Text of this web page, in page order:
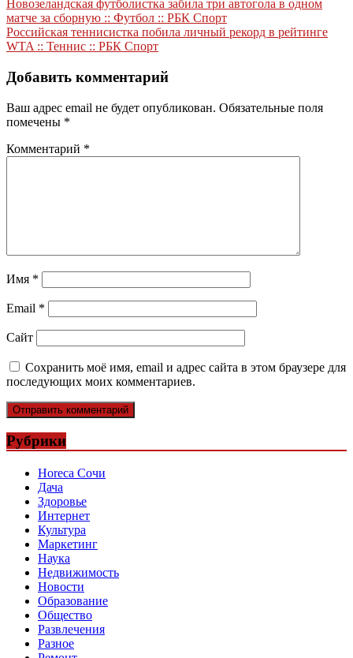
Навигация
по
записям
Новозеландская футболистка забила три автогола в одном
матче за сборную :: Футбол :: РБК Спорт
Российская теннисистка побила личный рекорд в рейтинге
WTA :: Теннис :: РБК Спорт
Добавить комментарий
Ваш адрес email не будет опубликован. Обязательные поля
помечены *
Комментарий *
Имя *
Email *
Сайт
Сохранить моё имя, email и адрес сайта в этом браузере для
последующих моих комментариев.
Рубрики
Horeca Сочи
Дача
Здоровье
Интернет
Культура
Маркетинг
Наука
Недвижимость
Новости
Образование
Общество
Развлечения
Разное